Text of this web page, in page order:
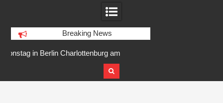
Breaking News
am
IFA 2026 Audio wird größer,
internationaler und vielfältiger